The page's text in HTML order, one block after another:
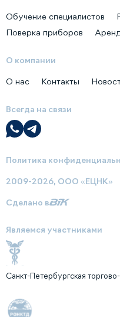
Обучение специалистов
Поверка приборов
О компании
О нас Контакты
Всегда на связи
Политика
2009-2026, ООО «ЕЦНК»
Сделано в
Являемся участниками
Санкт-Петербургская